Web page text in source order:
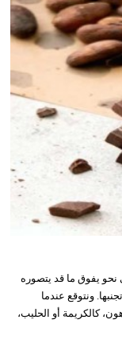
نحو يفوق ما قد يتصوره
ونتوقع عندما
كالكريمة أو الحليب،